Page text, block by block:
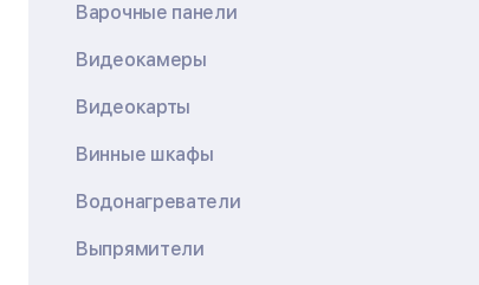
Варочные панели
Видеокамеры
Видеокарты
Винные шкафы
Водонагреватели
Выпрямители